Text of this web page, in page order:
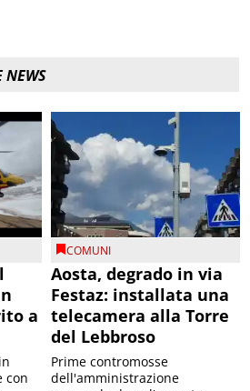
NEWS
a
con
COMUNI
Aosta, degrado in via
Festaz: installata una
telecamera alla Torre
del Lebbroso
Prime contromosse
dell'amministrazione